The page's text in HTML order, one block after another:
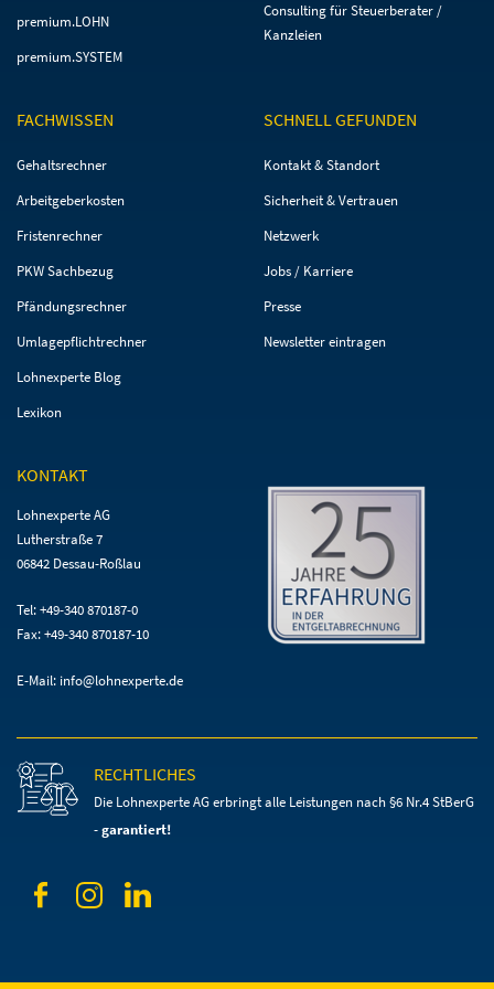
premium.LOHN
premium.SYSTEM
Consulting für Steuerberater /
Kanzleien
FACHWISSEN
Navigation
Gehaltsrechner
Arbeitgeberkosten
Fristenrechner
PKW Sachbezug
Pfändungsrechner
Umlagepflichtrechner
Lohnexperte Blog
Lexikon
SCHNELL GEFUNDEN
Navigation
Kontakt & Standort
Sicherheit & Vertrauen
Netzwerk
Jobs / Karriere
Presse
Newsletter eintragen
KONTAKT
Lohnexperte AG
Lutherstraße 7
06842 Dessau-Roßlau
Tel: +49-340 870187-0
Fax: +49-340 870187-10
E-Mail: info@lohnexperte.de
RECHTLICHES
Die Lohnexperte AG erbringt alle Leistungen nach §6 Nr.4 StBerG
-garantiert!